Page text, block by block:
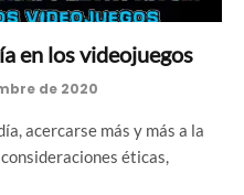
en los videojuegos
de 2020
acercarse más y más a la
éticas,